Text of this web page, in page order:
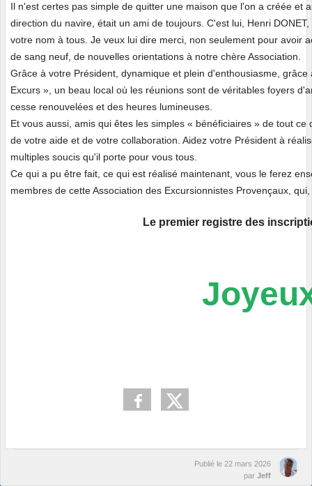
Il n'est certes pas simple de quitter une maison que l'on a créée
direction du navire, était un ami de toujours. C'est lui, Henri
votre nom à tous. Je veux lui dire merci, non seulement pour avoir
de sang neuf, de nouvelles orientations à notre chère Association.
Grâce à votre Président, dynamique et plein d'enthousiasme,
Excurs », un beau local où les réunions sont de véritables foyers
cesse renouvelées et des heures lumineuses.
Et vous aussi, amis qui êtes les simples « bénéficiaires » de tout
de votre aide et de votre collaboration. Aidez votre Président à
multiples soucis qu'il porte pour vous tous.
Ce qui a pu être fait, ce qui est réalisé maintenant, vous le ferez
membres de cette Association des Excursionnistes Provençaux,
Le premier registre des
Publié le 22 mars 2026
par Jeff